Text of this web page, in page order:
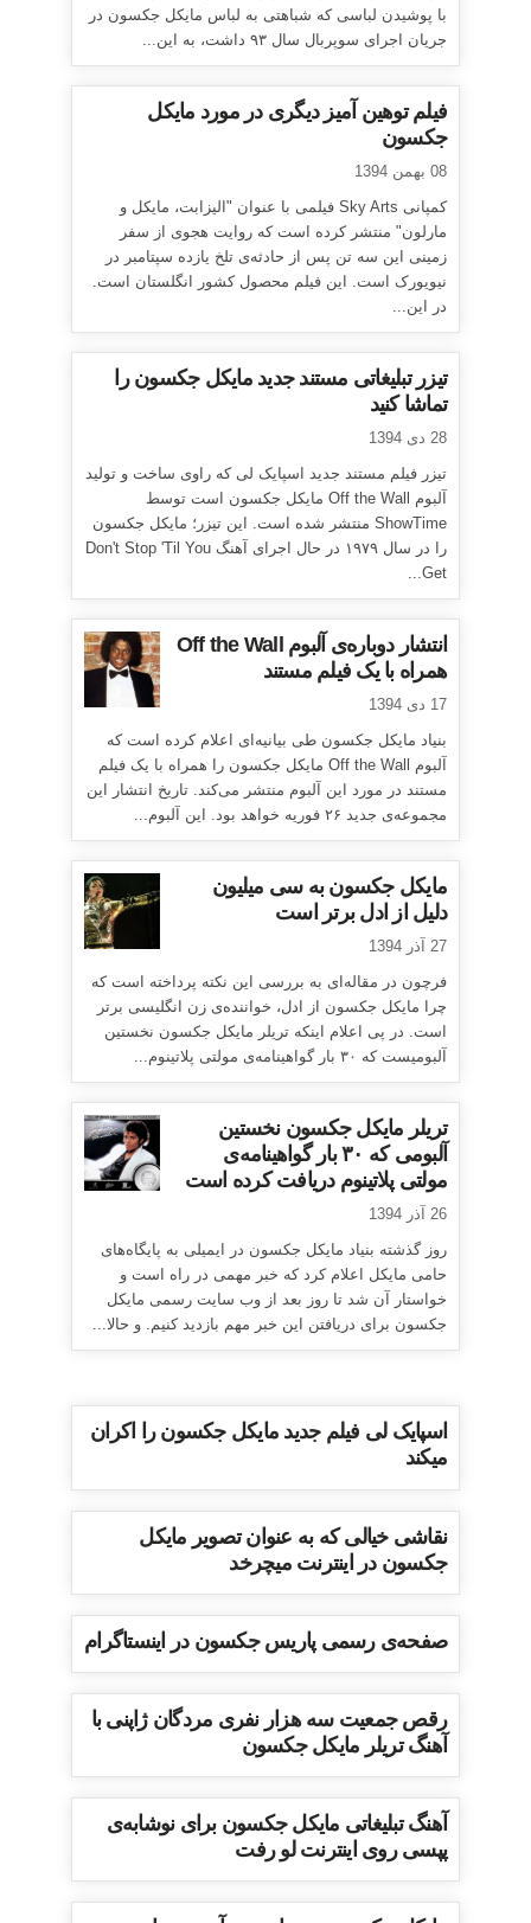
با پوشیدن لباسی که شباهتی به لباس مایکل جکسون در
جریان اجرای سوپربال سال ۹۳ داشت، به این...
فیلم توهین آمیز دیگری در مورد مایکل
جکسون
08 بهمن 1394
کمپانی Sky Arts فیلمی با عنوان "الیزابت، مایکل و
مارلون" منتشر کرده است که روایت هجوی از سفر
زمینی این سه تن پس از حادثه‌ی تلخ یازده سپتامبر در
نیویورک است. این فیلم محصول کشور انگلستان است.
در این...
تیزر تبلیغاتی مستند جدید مایکل جکسون را
تماشا کنید
28 دی 1394
تیزر فیلم مستند جدید اسپایک لی که راوی ساخت و تولید
آلبوم Off the Wall مایکل جکسون است توسط
ShowTime منتشر شده است. این تیزر؛ مایکل جکسون
را در سال ۱۹۷۹ در حال اجرای آهنگ Don't Stop 'Til You
Get...
انتشار دوباره‌ی آلبوم Off the Wall
همراه با یک فیلم مستند
17 دی 1394
بنیاد مایکل جکسون طی بیانیه‌ای اعلام کرده است که
آلبوم Off the Wall مایکل جکسون را همراه با یک فیلم
مستند در مورد این آلبوم منتشر می‌کند. تاریخ انتشار این
مجموعه‌ی جدید ۲۶ فوریه خواهد بود. این آلبوم...
مایکل جکسون به سی میلیون
دلیل از ادل برتر است
27 آذر 1394
فرچون در مقاله‌ای به بررسی این نکته پرداخته است که
چرا مایکل جکسون از ادل، خواننده‌ی زن انگلیسی برتر
است. در پی اعلام اینکه تریلر مایکل جکسون نخستین
آلبومیست که ۳۰ بار گواهینامه‌ی مولتی پلاتینوم...
تریلر مایکل جکسون نخستین
آلبومی که ۳۰ بار گواهینامه‌ی
مولتی پلاتینوم دریافت کرده است
26 آذر 1394
روز گذشته بنیاد مایکل جکسون در ایمیلی به پایگاه‌های
حامی مایکل اعلام کرد که خبر مهمی در راه است و
خواستار آن شد تا روز بعد از وب سایت رسمی مایکل
جکسون برای دریافتن این خبر مهم بازدید کنیم. و حالا...
اسپایک لی فیلم جدید مایکل جکسون را اکران
میکند
نقاشی خیالی که به عنوان تصویر مایکل
جکسون در اینترنت میچرخد
صفحه‌ی رسمی پاریس جکسون در اینستاگرام
رقص جمعیت سه هزار نفری مردگان ژاپنی با
آهنگ تریلر مایکل جکسون
آهنگ تبلیغاتی مایکل جکسون برای نوشابه‌ی
پپسی روی اینترنت لو رفت